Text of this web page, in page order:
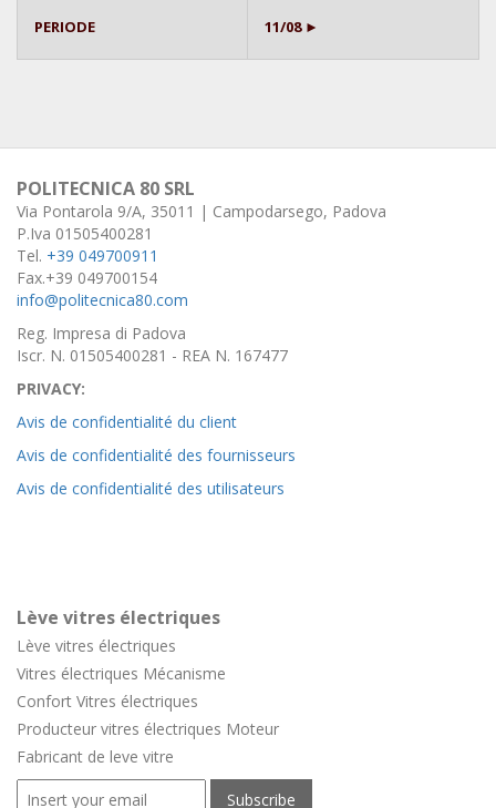
PERIODE 11/08 ►
POLITECNICA 80 SRL
Via Pontarola 9/A, 35011 | Campodarsego, Padova
P.Iva 01505400281
Tel. +39 049700911
Fax.+39 049700154
info@politecnica80.com
Reg. Impresa di Padova
Iscr. N. 01505400281 - REA N. 167477
PRIVACY:
Avis de confidentialité du client
Avis de confidentialité des fournisseurs
Avis de confidentialité des utilisateurs
Lève vitres électriques
Lève vitres électriques
Vitres électriques Mécanisme
Confort Vitres électriques
Producteur vitres électriques Moteur
Fabricant de leve vitre